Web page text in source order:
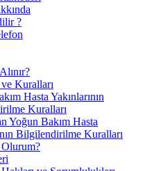
?
Kuralları
Hasta Yakınlarının
Kuralları
Yoğun Bakım Hasta
Bilgilendirilme Kuralları
Olurum?